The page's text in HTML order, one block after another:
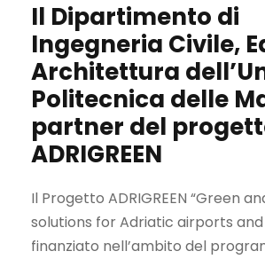
Il Dipartimento di
Ingegneria Civile,
Architettura
Politecnica delle
partner del
ADRIGREEN
Il Progetto ADRIGREEN “Green
solutions for Adriatic airports
finanziato nell’ambito del